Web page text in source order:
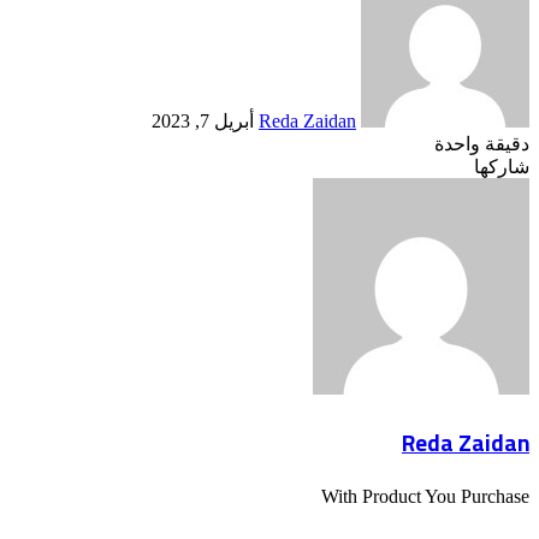
Reda Zaidan أبريل 7, 2023
دقيقة واحدة
فيسبوك
‫X
لينكدإن
بينتيريست
Odnoklassniki
شاركها
Reda Zaidan
With Product You Purchase